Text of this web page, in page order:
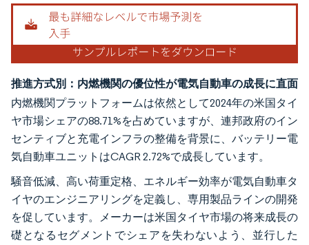
推進方式別：内燃機関の優位性が電気自動車の成長に直面
内燃機関プラットフォームは依然として2024年の米国タイ
ヤ市場シェアの88.71%を占めていますが、連邦政府のイン
センティブと充電インフラの整備を背景に、バッテリー電
気自動車ユニットはCAGR 2.72%で成長しています。
騒音低減、高い荷重定格、エネルギー効率が電気自動車タ
イヤのエンジニアリングを定義し、専用製品ラインの開発
を促しています。メーカーは米国タイヤ市場の将来成長の
礎となるセグメントでシェアを失わないよう、並行した